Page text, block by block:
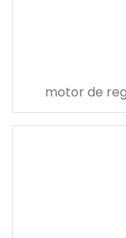
motor de